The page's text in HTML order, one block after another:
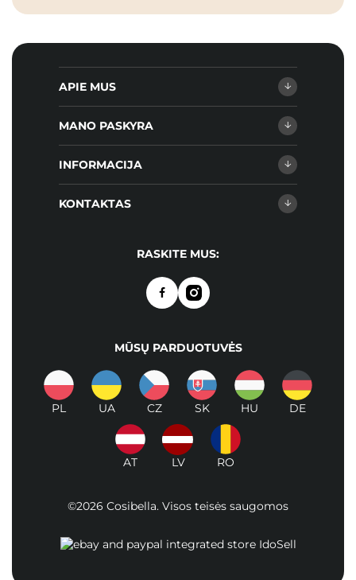
APIE MUS
MANO PASKYRA
INFORMACIJA
KONTAKTAS
RASKITE MUS:
MŪSŲ PARDUOTUVĖS
PL UA CZ SK HU DE
AT LV RO
©2026 Cosibella. Visos teisės saugomos